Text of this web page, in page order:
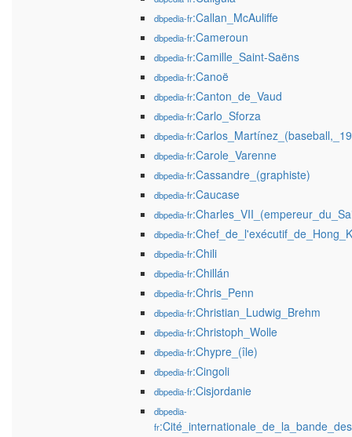
dbpedia-fr:Callan_McAuliffe
dbpedia-fr:Cameroun
dbpedia-fr:Camille_Saint-Saëns
dbpedia-fr:Canoë
dbpedia-fr:Canton_de_Vaud
dbpedia-fr:Carlo_Sforza
dbpedia-fr
dbpedia-fr:Carole_Varenne
dbpedia-fr:Cassandre_(graphiste)
dbpedia-fr:Caucase
dbpedia-fr
dbpedia-fr
dbpedia-fr:Chili
dbpedia-fr:Chillán
dbpedia-fr:Chris_Penn
dbpedia-fr:Christian_Ludwig_Brehm
dbpedia-fr:Christoph_Wolle
dbpedia-fr:Chypre_(île)
dbpedia-fr:Cingoli
dbpedia-fr:Cisjordanie
dbpedia-
fr